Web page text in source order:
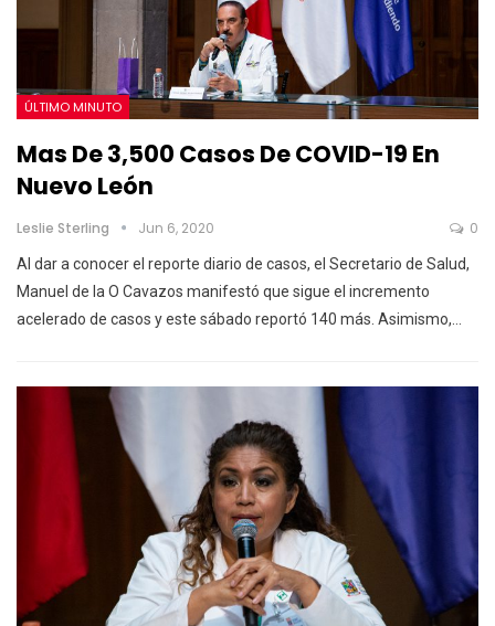
ÚLTIMO MINUTO
Mas De 3,500 Casos De COVID-19 En
Nuevo León
Leslie Sterling Jun 6, 2020 0
Al dar a conocer el reporte diario de casos, el Secretario de Salud,
Manuel de la O Cavazos manifestó que sigue el incremento
acelerado de casos y este sábado reportó 140 más. Asimismo,…